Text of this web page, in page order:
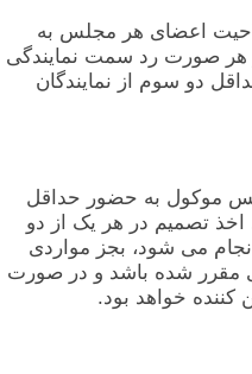
اعضای‏ هر مجلس‏ به‏
هر صورت‏ رد سمت‏ نمایندگی‏
دو سوم‏ از نمایندگان‏
موکول‏ به‏ حضور حداقل‏
تصمیم‏ در هر یک‏ از دو
می‏ شود، بجز مواردی‏
مقرر شده‏ باشد و در صورت‏
خواهد بود.